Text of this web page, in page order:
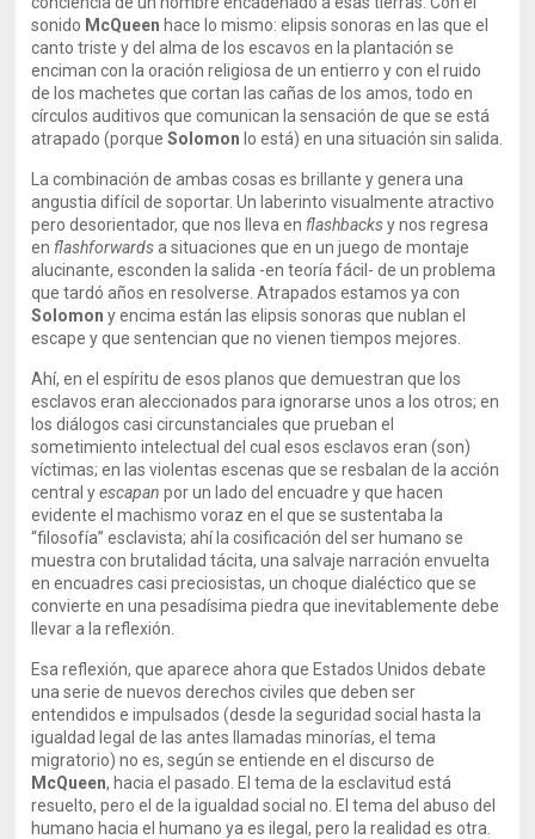
sonido McQueen hace lo mismo: elipsis sonoras en las que el
canto triste y del alma de los escavos en la plantación se
enciman con la oración religiosa de un entierro y con el ruido
de los machetes que cortan las cañas de los amos, todo en
círculos auditivos que comunican la sensación de que se está
atrapado (porqueSolomon lo está) en una situación sin salida.
La combinación de ambas cosas es brillante y genera una
angustia difícil de soportar. Un laberinto visualmente atractivo
pero desorientador, que nos lleva en flashbacksy nos regresa
en flashforwardsa situaciones que en un juego de montaje
alucinante, esconden la salida -en teoría fácil- de un problema
que tardó años en resolverse. Atrapados estamos ya con
Solomon y encima están las elipsis sonoras que nublan el
escape y que sentencian que no vienen tiempos mejores.
Ahí, en el espíritu de esos planos que demuestran que los
esclavos eran aleccionados para ignorarse unos a los otros; en
los diálogos casi circunstanciales que prueban el
sometimiento intelectual del cual esos esclavos eran (son)
víctimas; en las violentas escenas que se resbalan de la acción
central yescapan por un lado del encuadre y que hacen
evidente el machismo voraz en el que se sustentaba la
“filosofía” esclavista; ahí la cosificación del ser humano se
muestra con brutalidad tácita, una salvaje narración envuelta
en encuadres casi preciosistas, un choque dialéctico que se
convierte en una pesadísima piedra que inevitablemente debe
llevar a la reflexión.
Esa reflexión, que aparece ahora que Estados Unidos debate
una serie de nuevos derechos civiles que deben ser
entendidos e impulsados (desde la seguridad social hasta la
igualdad legal de las antes llamadas minorías, el tema
migratorio) no es, según se entiende en el discurso de
McQueen, hacia el pasado. El tema de la esclavitud está
resuelto, pero el de la igualdad social no. El tema del abuso del
humano hacia el humano ya es ilegal, pero la realidad es otra.